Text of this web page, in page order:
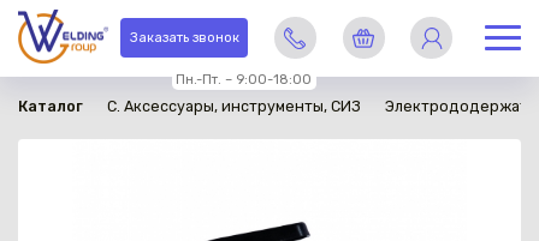
Заказать звонок
Пн.-Пт. – 9:00-18:00
Каталог C. Аксессуары, инструменты, СИЗ
в наличии